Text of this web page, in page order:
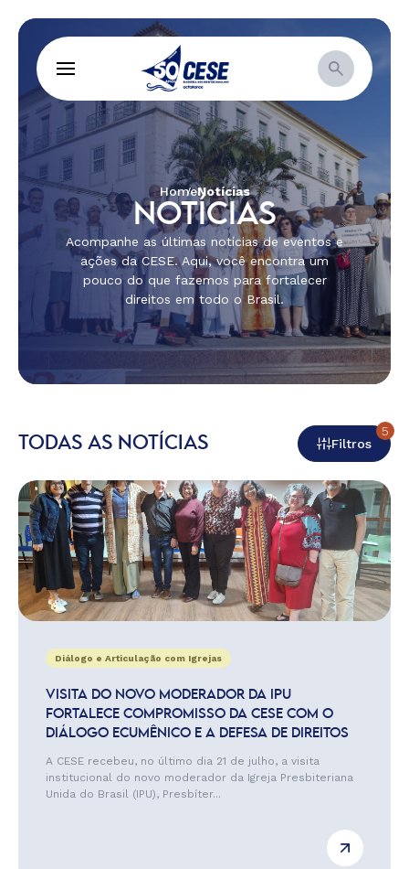
HomeNotícias
NOTÍCIAS
Acompanhe as últimas notícias de eventos e
ações da CESE. Aqui, você encontra um
pouco do que fazemos para fortalecer
direitos em todo o Brasil.
TODAS AS NOTÍCIAS Filtros
5
Diálogo e Articulação com Igrejas
VISITA DO NOVO MODERADOR DA IPU
FORTALECE COMPROMISSO DA CESE COM O
DIÁLOGO ECUMÊNICO E A DEFESA DE DIREITOS
A CESE recebeu, no último dia 21 de julho, a visita
institucional do novo moderador da Igreja Presbiteriana
Unida do Brasil (IPU), Presbíter...